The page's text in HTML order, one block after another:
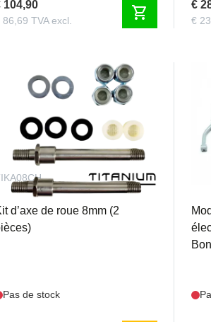
104,90
86,69 TVA excl. shopping_cart €
€
d’axe de roue 8mm (2
Pas de stock